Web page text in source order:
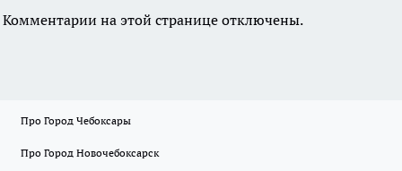
Комментарии на этой странице отключены.
Про Город Чебоксары
Про Город Новочебоксарск